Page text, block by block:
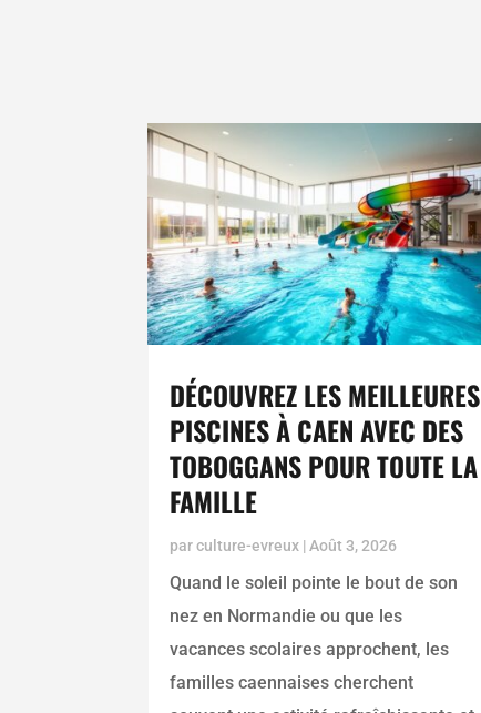
DÉCOUVREZ LES MEILLEURES
PISCINES À CAEN AVEC DES
TOBOGGANS POUR TOUTE LA
FAMILLE
parculture-evreux |Août 3, 2026
Quand le soleil pointe le bout de son
nez en Normandie ou que les
vacances scolaires approchent, les
familles caennaises cherchent